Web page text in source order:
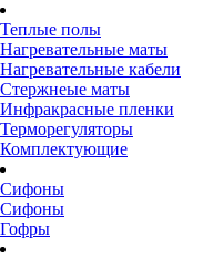
Теплые полы
Нагревательные маты
Нагревательные кабели
Стержнеые маты
Инфракрасные пленки
Терморегуляторы
Комплектующие
Сифоны
Сифоны
Гофры